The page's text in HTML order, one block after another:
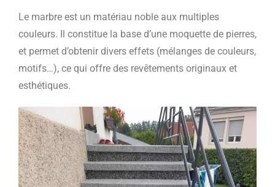
Le marbre est un matériau noble aux multiples
couleurs. Il constitue la base d’une moquette de pierres,
et permet d’obtenir divers effets (mélanges de couleurs,
motifs…), ce qui offre des revêtements originaux et
esthétiques.